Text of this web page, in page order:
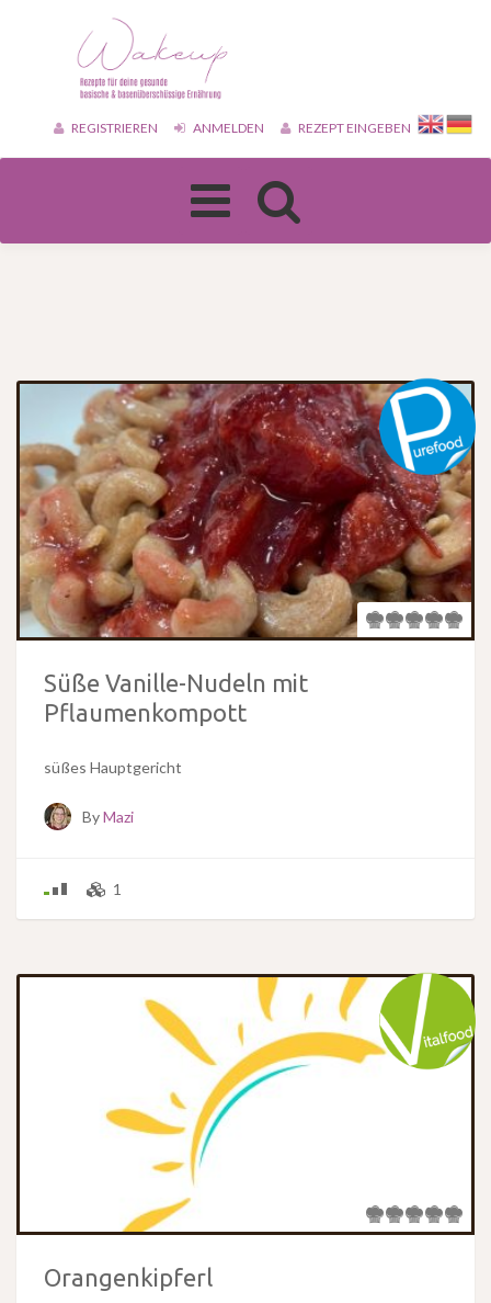
REGISTRIEREN ANMELDEN REZEPT EINGEBEN
Toggle
navigation
Süße Vanille-Nudeln mit
Pflaumenkompott
süßes Hauptgericht
ByMazi
1
Orangenkipferl